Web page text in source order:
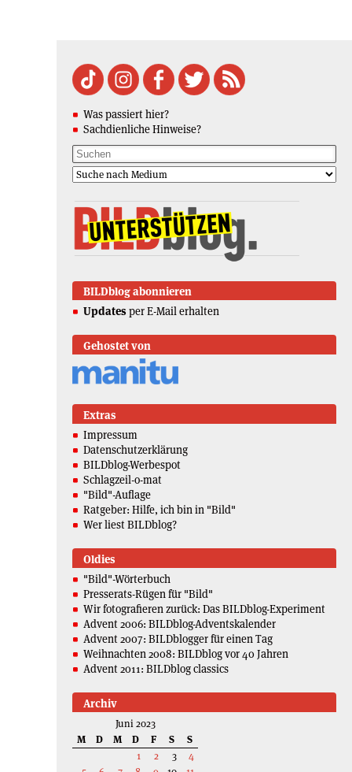
Was passiert hier?
Sachdienliche Hinweise?
BILDblog abonnieren
Updates per E-Mail erhalten
Gehostet von
Extras
Impressum
Datenschutzerklärung
BILDblog-Werbespot
Schlagzeil-o-mat
"Bild"-Auflage
Ratgeber: Hilfe, ich bin in "Bild"
Wer liest BILDblog?
Oldies
"Bild"-Wörterbuch
Presserats-Rügen für "Bild"
Wir fotografieren zurück: Das BILDblog-Experiment
Advent 2006: BILDblog-Adventskalender
Advent 2007: BILDblogger für einen Tag
Weihnachten 2008: BILDblog vor 40 Jahren
Advent 2011: BILDblog classics
Archiv
Juni 2023
M
D M D F S
S
1
2 3
4